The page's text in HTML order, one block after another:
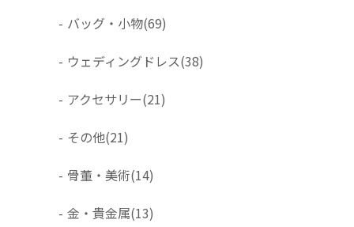
- バッグ・小物(69)
- ウェディングドレス(38)
- アクセサリー(21)
- その他(21)
- 骨董・美術(14)
- 金・貴金属(13)